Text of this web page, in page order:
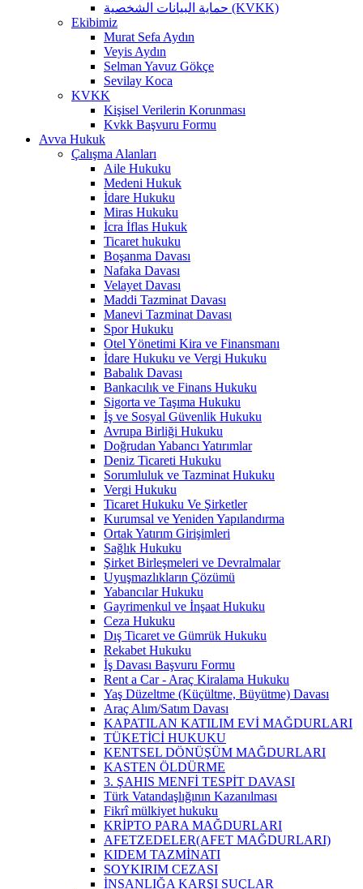
حماية البيانات الشخصية (KVKK)
Ekibimiz
Murat Sefa Aydın
Veyis Aydın
Selman Yavuz Gökçe
Sevilay Koca
KVKK
Kişisel Verilerin Korunması
Kvkk Başvuru Formu
Avva Hukuk
Çalışma Alanları
Aile Hukuku
Medeni Hukuk
İdare Hukuku
Miras Hukuku
İcra İflas Hukuk
Ticaret hukuku
Boşanma Davası
Nafaka Davası
Velayet Davası
Maddi Tazminat Davası
Manevi Tazminat Davası
Spor Hukuku
Otel Yönetimi Kira ve Finansmanı
İdare Hukuku ve Vergi Hukuku
Babalık Davası
Bankacılık ve Finans Hukuku
Sigorta ve Taşıma Hukuku
İş ve Sosyal Güvenlik Hukuku
Avrupa Birliği Hukuku
Doğrudan Yabancı Yatırımlar
Deniz Ticareti Hukuku
Sorumluluk ve Tazminat Hukuku
Vergi Hukuku
Ticaret Hukuku Ve Şirketler
Kurumsal ve Yeniden Yapılandırma
Ortak Yatırım Girişimleri
Sağlık Hukuku
Şirket Birleşmeleri ve Devralmalar
Uyuşmazlıkların Çözümü
Yabancılar Hukuku
Gayrimenkul ve İnşaat Hukuku
Ceza Hukuku
Dış Ticaret ve Gümrük Hukuku
Rekabet Hukuku
İş Davası Başvuru Formu
Rent a Car - Araç Kiralama Hukuku
Yaş Düzeltme (Küçültme, Büyütme) Davası
Araç Alım/Satım Davası
KAPATILAN KATILIM EVİ MAĞDURLARI
TÜKETİCİ HUKUKU
KENTSEL DÖNÜŞÜM MAĞDURLARI
KASTEN ÖLDÜRME
3. ŞAHIS MENFİ TESPİT DAVASI
Türk Vatandaşlığının Kazanılması
Fikrî mülkiyet hukuku
KRİPTO PARA MAĞDURLARI
AFETZEDELER(AFET MAĞDURLARI)
KIDEM TAZMİNATI
SOYKIRIM CEZASI
İNSANLIĞA KARŞI SUÇLAR